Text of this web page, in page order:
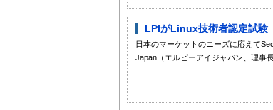
LPIがLinux技術者認定試験
日本のマーケットのニーズに応えて
Japan（エルピーアイジャパン、理事